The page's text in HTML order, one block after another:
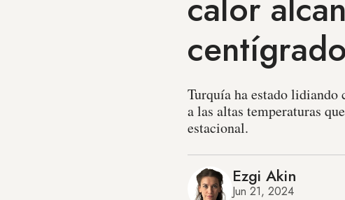
Turquía ha estado lidiando
a las altas temperaturas
estacional.
Ezgi Akin
Jun 21, 2024